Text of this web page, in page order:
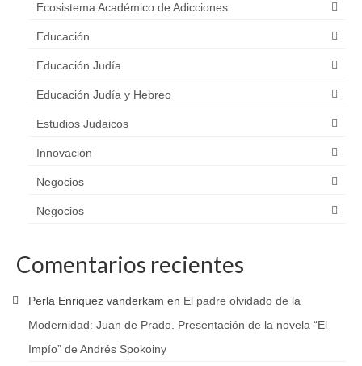
Ecosistema Académico de Adicciones
Educación
Educación Judía
Educación Judía y Hebreo
Estudios Judaicos
Innovación
Negocios
Negocios
Comentarios recientes
Perla Enriquez vanderkam en El padre olvidado de la
Modernidad: Juan de Prado. Presentación de la novela “El
Impío” de Andrés Spokoiny